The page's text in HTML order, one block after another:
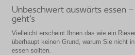
Unbeschwert auswärts essen –
geht's
Vielleicht erscheint Ihnen das wie ein
überhaupt keinen Grund, warum Sie nicht
essen sollten.